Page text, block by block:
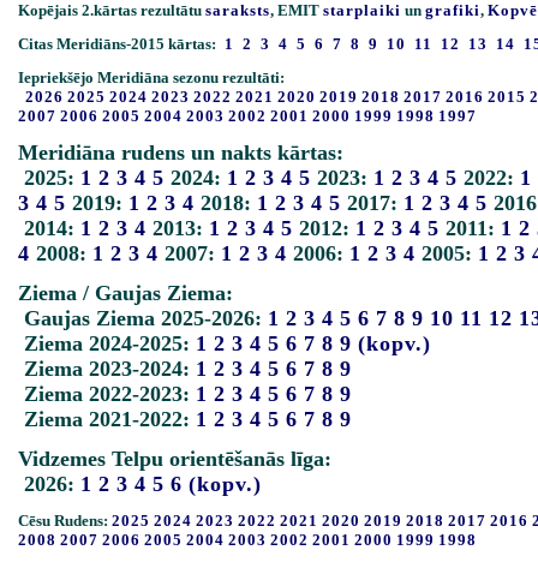
Kopējais 2.kārtas rezultātu saraksts, EMIT starplaiki un grafiki,
Citas Meridiāns-2015 kārtas: 1 2 3 4 5 6 7 8 9 10 11 12 13 14
Iepriekšējo Meridiāna sezonu rezultāti:
2026 2025 2024 2023 2022 2021 2020 2019 2018 2017 2016 2015
2007 2006 2005 2004 2003 2002 2001 2000 1999 1998 1997
Meridiāna rudens un nakts kārtas:
2025: 1 2 3 4 5 2024: 1 2 3 4 5 2023: 1 2 3 4 5 2022: 1
3 4 5 2019: 1 2 3 4 2018: 1 2 3 4 5 2017: 1 2 3 4 5
2014: 1 2 3 4 2013: 1 2 3 4 5 2012: 1 2 3 4 5 2011: 1 2
4 2008: 1 2 3 4 2007: 1 2 3 4 2006: 1 2 3 4 2005: 1 2 3
Ziema / Gaujas Ziema:
Gaujas Ziema 2025-2026: 1 2 3 4 5 6 7 8 9 10 11 12
Ziema 2024-2025: 1 2 3 4 5 6 7 8 9 (kopv.)
Ziema 2023-2024: 1 2 3 4 5 6 7 8 9
Ziema 2022-2023: 1 2 3 4 5 6 7 8 9
Ziema 2021-2022: 1 2 3 4 5 6 7 8 9
Vidzemes Telpu orientēšanās līga:
2026: 1 2 3 4 5 6 (kopv.)
Cēsu Rudens: 2025 2024 2023 2022 2021 2020 2019 2018 2017 2016
2008 2007 2006 2005 2004 2003 2002 2001 2000 1999 1998